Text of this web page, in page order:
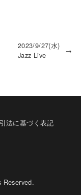
2023/9/27(水)
Jazz Live
→
法に基づく表記